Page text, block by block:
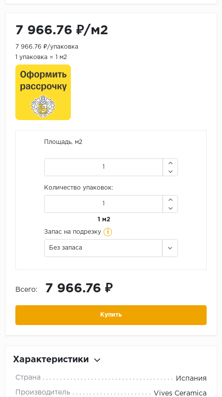
7 966.76 ₽/м2
7 966.76 ₽/упаковка
1 упаковка = 1 м2
Площадь, м2
Количество упаковок:
1 м2
Запас на подрезку i
Без запаса
Всего: 7 966.76 ₽
Купить
Характеристики
Страна Испания
Производитель Vives Ceramica